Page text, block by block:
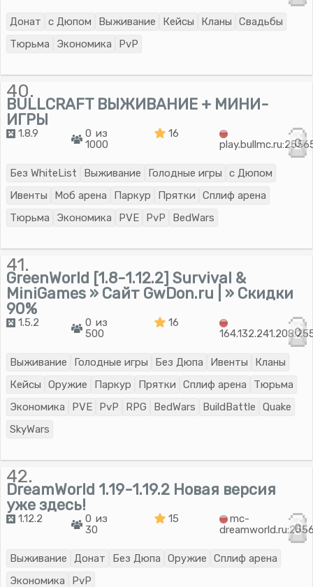
Донат с Дюпом Выживание Кейсы Кланы
Свадьбы
Тюрьма
Экономика PvP
40.
BULLCRAFT ВЫЖИВАНИЕ + МИНИ-
ИГРЫ
1.8.9
0 из
1000
16
0
Без WhiteList Выживание Голодные игры
с Дюпом
Ивенты
Моб арена Паркур Прятки
Сплиф арена
Тюрьма
Экономика PVE PvP BedWars
41.
GreenWorld [1.8-1.12.2] Survival &
MiniGames » Сайт GwDon.ru | » Скидки
90%
1.5.2
0 из
500
16
0
Выживание Голодные игры Без Дюпа Ивенты
Кланы
Кейсы
Оружие Паркур Прятки Сплиф арена
Тюрьма
Экономика
PVE PvP RPG BedWars BuildBattle
Quake
SkyWars
42.
DreamWorld 1.19-1.19.2 Новая версия
уже здесь!
1.12.2
0 из
30
15
mc-
0
Выживание Донат Без Дюпа Оружие
Сплиф арена
Экономика
PvP